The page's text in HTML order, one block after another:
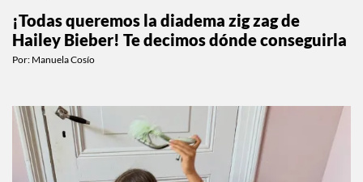
MODA
Hailey Bieber! Te decimos dónde conseguirla
Por: Manuela Cosío